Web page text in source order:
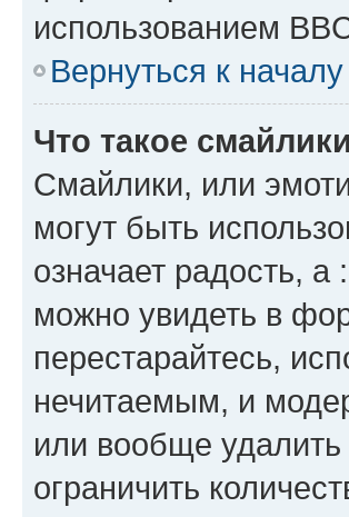
использованием
Вернуться к началу
Что такое
Смайлики, или
могут быть
означает радость,
можно увидеть в
перестарайтесь,
нечитаемым, и
или вообще
ограничить